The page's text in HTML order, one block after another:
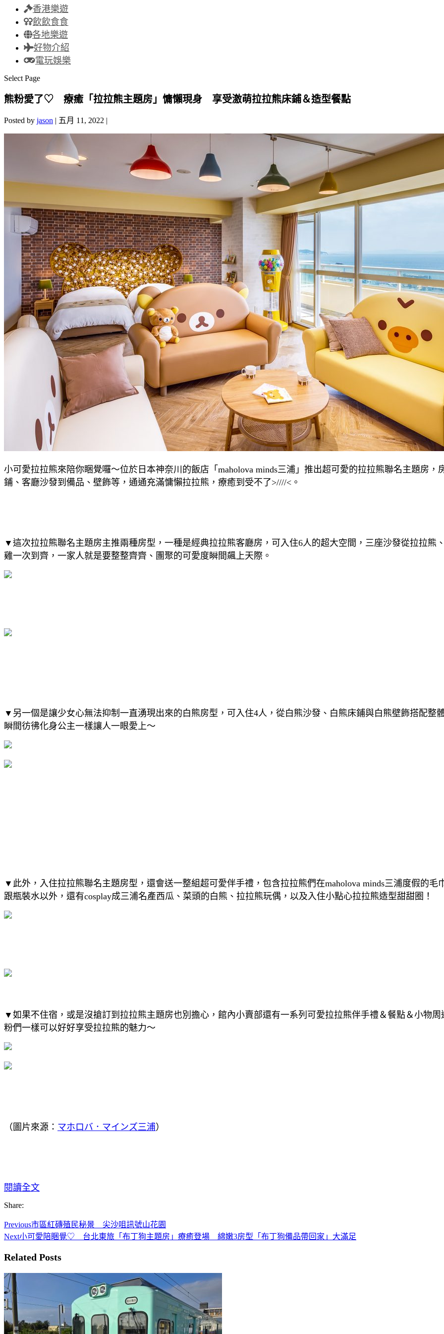
香港樂遊
飲飲食食
各地樂遊
好物介紹
電玩娛樂
Select Page
熊粉愛了♡ 療癒「拉拉熊主題房」慵懶現身 享受激萌拉拉熊床鋪＆造型餐點
Posted by jason | 五月 11, 2022 |
小可愛拉拉熊來陪你睏覺囉～位於日本神奈川的飯店「maholova minds三浦」推出超可愛的拉拉熊聯名主題房，
鋪、客廳沙發到備品、壁飾等，通通充滿慵懶拉拉熊，療癒到受不了>////<。
▼這次拉拉熊聯名主題房主推兩種房型，一種是經典拉拉熊客廳房，可入住6人的超大空間，三座沙發從拉拉熊
雞一次到齊，一家人就是要整整齊齊、團聚的可愛度瞬間飆上天際。
▼另一個是讓少女心無法抑制一直湧現出來的白熊房型，可入住4人，從白熊沙發、白熊床鋪與白熊壁飾搭配整
瞬間彷彿化身公主一樣讓人一眼愛上～
▼此外，入住拉拉熊聯名主題房型，還會送一整組超可愛伴手禮，包含拉拉熊們在maholova minds三浦度假的毛
跟瓶裝水以外，還有cosplay成三浦名產西瓜、菜頭的白熊、拉拉熊玩偶，以及入住小點心拉拉熊造型甜甜圈！
▼如果不住宿，或是沒搶訂到拉拉熊主題房也別擔心，館內小賣部還有一系列可愛拉拉熊伴手禮＆餐點＆小物周
粉們一樣可以好好享受拉拉熊的魅力～
（圖片來源： マホロバ．マインズ三浦）
閱讀全文
Share:
Previous市區紅磚殖民秘景 尖沙咀訊號山花園
Next小可愛陪睏覺♡ 台北東旅「布丁狗主題房」療癒登場 綿嫩3房型「布丁狗備品帶回家」大滿足
Related Posts